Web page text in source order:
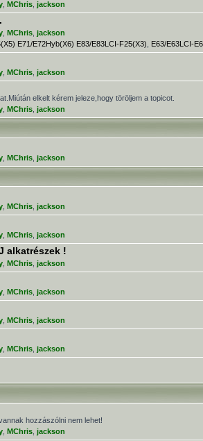
MChris jackson
MChris jackson
E71/E72Hyb(X6) E83/E83LCI-F25(X3) E63/E63LCI-
MChris jackson
elkelt kérem jeleze,hogy töröljem a topicot.
MChris jackson
MChris jackson
MChris jackson
MChris jackson
alkatrészek !
MChris jackson
MChris jackson
MChris jackson
MChris jackson
hozzászólni nem lehet!
MChris jackson